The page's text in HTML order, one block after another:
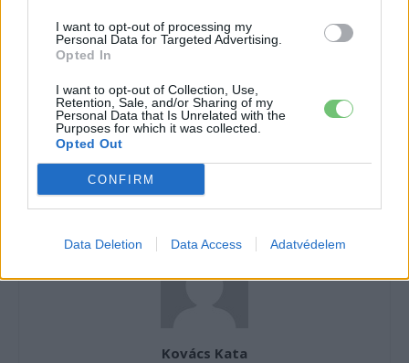
I want to opt-out of processing my
Personal Data for Targeted Advertising.
Opted In
I want to opt-out of Collection, Use,
Retention, Sale, and/or Sharing of my
Personal Data that Is Unrelated with the
Purposes for which it was collected.
Opted Out
CONFIRM
Data Deletion Data Access Adatvédelem
CÍMKÉK e-mobilitás Elektromobilitás
Elektromos autó
Elektromosautó-töltés
Kovács Kata